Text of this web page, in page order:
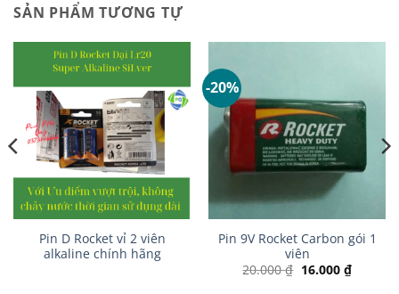
SẢN PHẨM TƯƠNG TỰ
Pin D Rocket vỉ 2 viên
alkaline chính hãng
-20%
Pin 9V Rocket Carbon gói 1
viên
20.000₫ Giá
gốc
16.000 ₫Giá
hiện